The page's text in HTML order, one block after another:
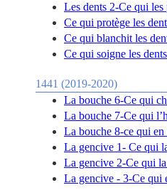
Les dents 2-Ce qui les
Ce qui protège les
Ce qui blanchit les
Ce qui soigne les
1441 (2019-2020)
La bouche 6-Ce qui
La bouche 7-Ce qui
La bouche 8-ce qui en
La gencive 1- Ce qui
La gencive 2-Ce qui
La gencive - 3-Ce qui